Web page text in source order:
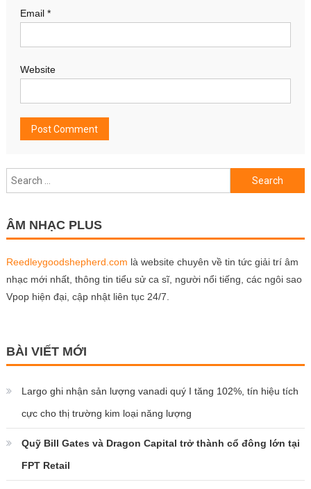
Email *
Website
Search
for:
ÂM NHẠC PLUS
Reedleygoodshepherd.com là website chuyên về tin tức giải trí âm
nhạc mới nhất, thông tin tiểu sử ca sĩ, người nổi tiếng, các ngôi sao
Vpop hiện đại, cập nhật liên tục 24/7.
BÀI VIẾT MỚI
Largo ghi nhận sản lượng vanadi quý I tăng 102%, tín hiệu tích
cực cho thị trường kim loại năng lượng
Quỹ Bill Gates và Dragon Capital trở thành cổ đông lớn tại
FPT Retail